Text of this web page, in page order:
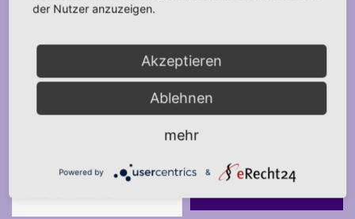
der Nutzer anzuzeigen.
Akzeptieren
Ablehnen
mehr
Powered by &